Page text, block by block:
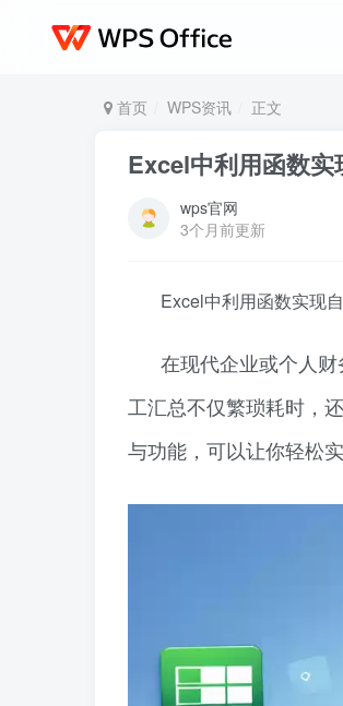
首页 WPS资讯 正文
Excel中利用函数
wps官网
3个月前更新
Excel中利用函数实现
在现代企业或个人
工汇总不仅繁琐耗时，
与功能，可以让你轻松